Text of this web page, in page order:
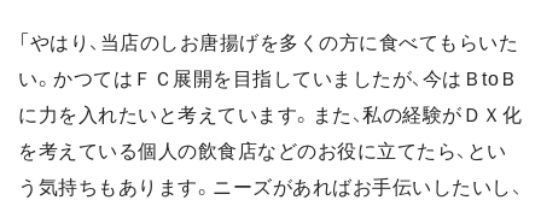
「やはり、当店のしお唐揚げを多くの方に食べてもらいた
い。かつてはＦＣ展開を目指していましたが、今はＢtoＢ
に力を入れたいと考えています。また、私の経験がＤＸ化
を考えている個人の飲食店などのお役に立てたら、とい
う気持ちもあります。ニーズがあればお手伝いしたいし、